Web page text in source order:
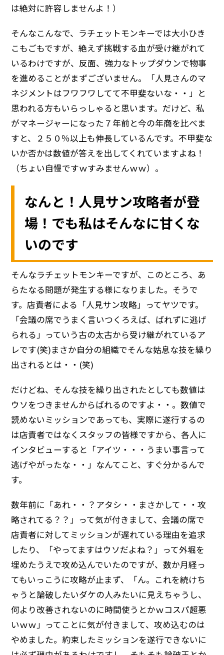
は絶対に許容しませんよ！）
そんなこんなで、ラチェットモンキーでは大小ひき
こもごもですが、絶えず挑戦する血が受け継がれて
いるわけですが、反面、強力なトップダウンで物事
を進めることがまずございません。「人見さんのマ
ネジメントはフワフワしてて不甲斐ないな・・」と
思われる方もいらっしゃると思います。だけど、私
がマネージャーになった７年前と今の年商を比べま
すと、２５０％以上も伸長しているんです。不甲斐な
いか否かは数値が答えを出してくれていますよね！
（ちょい自慢ですｗすみませんｗｗ）。
なんと！人見サン攻略者が登
場！でも私はそんなに甘くな
いのです
そんなラチェットモンキーですが、このところ、あ
らたなる問題が発生する様になりました。そうで
す。店責者による「人見サン攻略」ってヤツです。
「会議の席でうまく言いつくろえば、ばれずに逃げ
られる」っていう古の太古から受け継がれているア
レです(笑)まさか自分の組織でそんな姑息な技を繰り
出されるとは・・(笑)
だけどね、そんな技を繰り出されたとしても数値は
ウソをつきませんからばれるのですよ・・。数値で
読めないミッションであっても、実際に遂行するの
は店責者ではなくスタッフの皆様ですから、各人に
インタビューすると「アイツ・・・うまい事言って
逃げやがったな・・」なんてこと、すぐ分かるんで
す。
数年前に「あれ・・？アタシ・・まさかして・・攻
略されてる？？」って気が付きまして、会議の席で
店責者に対してミッションが遅れている理由を追求
したり、「やってますはウソだよね？」って外堀を
埋めたうえで攻め込んでいたのですが、数か月経っ
てもいっこうに攻略が止まず、「ん。これを続けち
ゃうと論破したいダケの人みたいに見えちゃうし、
何より改善されないのに時間使うとかｗコスパ超悪
いｗｗ」ってことに気が付きまして、攻め込むのは
やめました。約束したミッションを遂行できないに